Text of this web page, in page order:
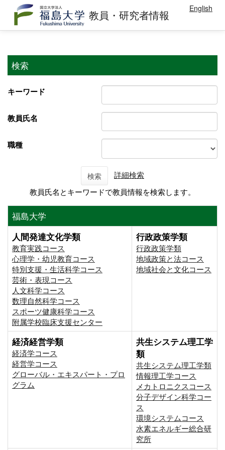
教員・研究者情報 English
検索
キーワード
教員氏名
職種
検索
詳細検索
教員氏名とキーワードで教員情報を検索します。
福島大学
人間発達文化学類
教育実践コース
心理学・幼児教育コース
特別支援・生活科学コース
芸術・表現コース
人文科学コース
数理自然科学コース
スポーツ健康科学コース
附属学校臨床支援センター
行政政策学類
行政政策学類
地域政策と法コース
地域社会と文化コース
経済経営学類
経済学コース
経営学コース
グローバル・エキスパート・プロ
グラム
共生システム理工学
類
共生システム理工学類
情報理工学コース
メカトロニクスコース
分子デザイン科学コー
ス
環境システムコース
⽔素エネルギー総合研
究所